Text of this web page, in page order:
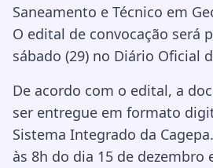
Saneamento e Técnico em
O edital de convocação será
sábado (29) no Diário Oficial
De acordo com o edital, a
ser entregue em formato
Sistema Integrado da
às 8h do dia 15 de dezembro